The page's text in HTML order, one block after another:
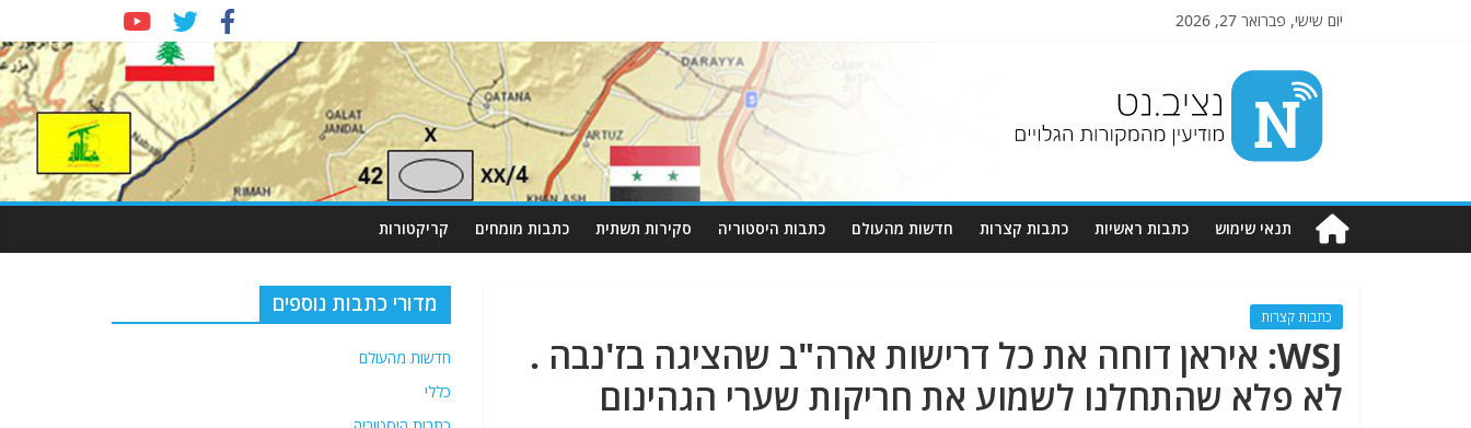
יום שישי, פברואר 27, 2026
Nziv.net
מודיעין
מהמקורות
תנאי שימוש כתבות ראשיות כתבות קצרות חדשות מהעולם כתבות היסטוריה סקירות תשתית כתבות מומחים קריקטורות
כתבות קצרות
WSJ: איראן דוחה את כל דרישות ארה"ב שהציגה בז'נבה .
לא פלא שהתחלנו לשמוע את חריקות שערי הגהינום
מדורי כתבות נוספים
חדשות מהעולם
כללי